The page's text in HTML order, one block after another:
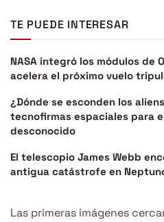
TE PUEDE INTERESAR
NASA integró los módulos de
acelera el próximo vuelo
¿Dónde se esconden los
tecnofirmas espaciales para
desconocido
El telescopio James Webb
antigua catástrofe en
Las primeras imágenes